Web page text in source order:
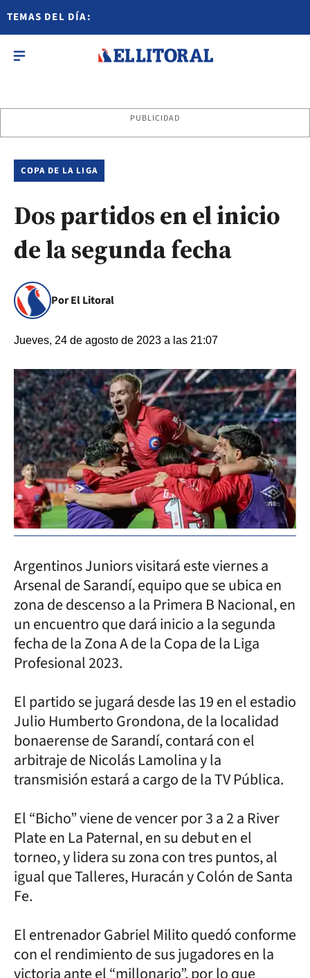
TEMAS DEL DÍA:
PUBLICIDAD
COPA DE LA LIGA
Dos partidos en el inicio
de la segunda fecha
Por El Litoral
Jueves, 24 de agosto de 2023 a las 21:07
Argentinos Juniors visitará este viernes a
Arsenal de Sarandí, equipo que se ubica en
zona de descenso a la Primera B Nacional, en
un encuentro que dará inicio a la segunda
fecha de la Zona A de la Copa de la Liga
Profesional 2023.
El partido se jugará desde las 19 en el estadio
Julio Humberto Grondona, de la localidad
bonaerense de Sarandí, contará con el
arbitraje de Nicolás Lamolina y la
transmisión estará a cargo de la TV Pública.
El “Bicho” viene de vencer por 3 a 2 a River
Plate en La Paternal, en su debut en el
torneo, y lidera su zona con tres puntos, al
igual que Talleres, Huracán y Colón de Santa
Fe.
El entrenador Gabriel Milito quedó conforme
con el rendimiento de sus jugadores en la